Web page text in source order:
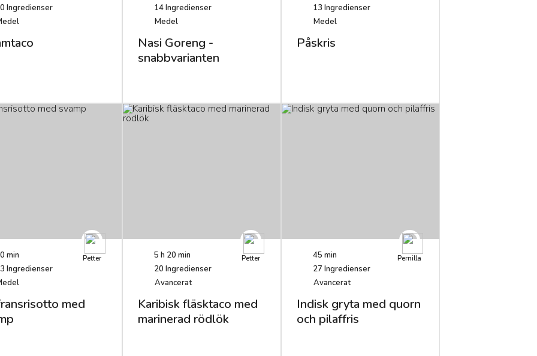
Ingredienser
14Ingredienser
Medel
Nasi Goreng -
snabbvarianten
13 Ingredienser
Medel
Påskris
min
Ingredienser
med
Petter
5 h 20 min
20 Ingredienser
Avancerat
Karibisk fläsktaco med
marinerad rödlök
Petter
45 min
27 Ingredienser
Avancerat
Indisk gryta med quorn
och pilaffris
Pernilla